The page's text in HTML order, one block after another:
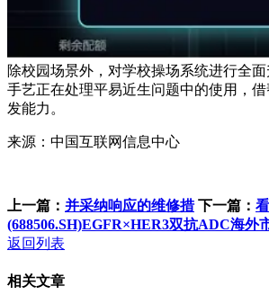
除校园场景外，对学校操场系统进行全
手艺正在处理平易近生问题中的使用，
发能力。
来源：中国互联网信息中心
上一篇： 并采纳响应的维修措 下一篇：
(688506.SH)EGFR×HER3双抗ADC海外
返回列表
相关文章